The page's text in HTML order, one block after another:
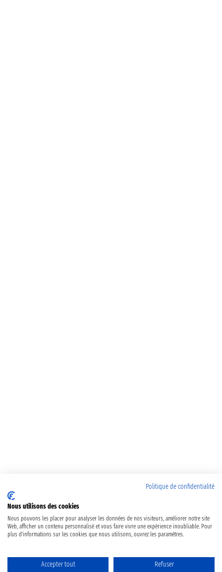
Politique de confidentialité
Nous utilisons des cookies
Nous pouvons les placer pour analyser les données de nos visiteurs, améliorer notre site
Web, afficher un contenu personnalisé et vous faire vivre une expérience inoubliable. Pour
plus d'informations sur les cookies que nous utilisons, ouvrez les paramètres.
Accepter tout Refuser